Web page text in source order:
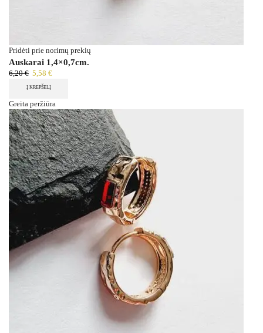
Pridėti prie norimų prekių
Auskarai 1,4×0,7cm.
6,20€ 5,58 €
Į KREPŠELĮ
Greita peržiūra